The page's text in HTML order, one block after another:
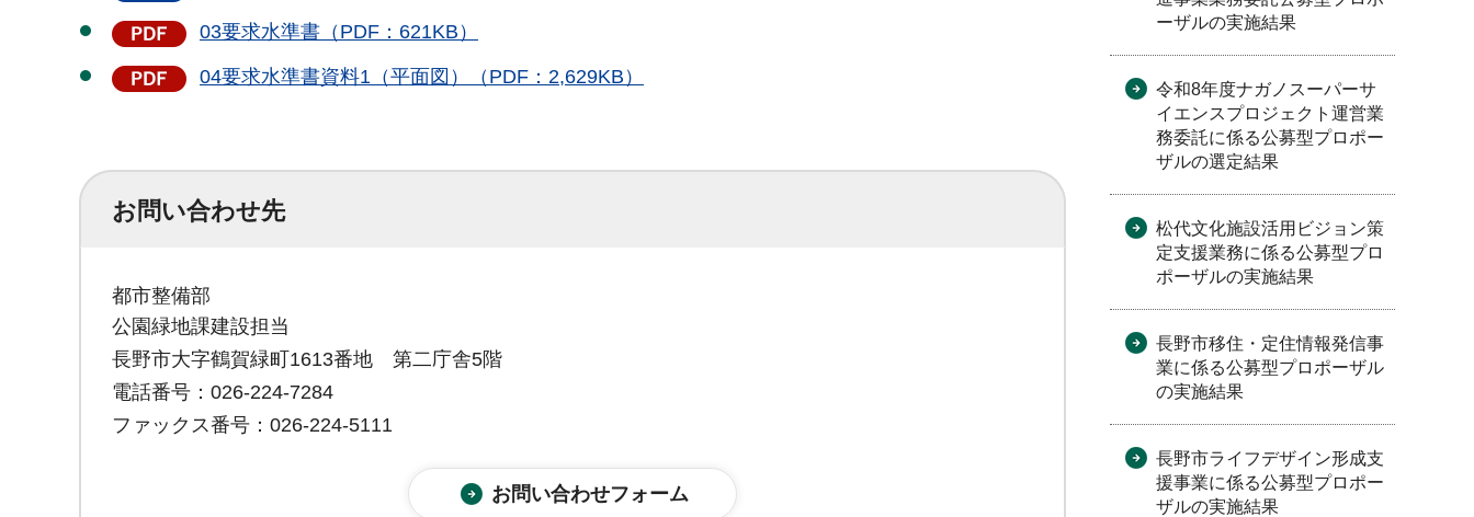
03要求水準書（PDF：621KB）
04要求水準書資料1（平面図）（PDF：2,629KB）
お問い合わせ先
都市整備部
公園緑地課建設担当
長野市大字鶴賀緑町1613番地 第二庁舎5階
電話番号：026-224-7284
ファックス番号：026-224-5111
ーザルの実施結果
令和8年度ナガノスーパーサ
イエンスプロジェクト運営業
務委託に係る公募型プロポー
ザルの選定結果
松代文化施設活用ビジョン策
定支援業務に係る公募型プロ
ポーザルの実施結果
長野市移住・定住情報発信事
業に係る公募型プロポーザル
の実施結果
長野市ライフデザイン形成支
援事業に係る公募型プロポー
ザルの実施結果